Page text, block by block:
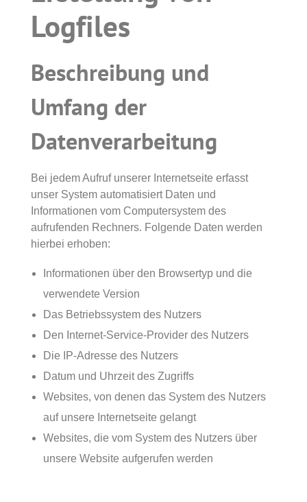
Logfiles
Beschreibung und
Umfang der
Datenverarbeitung
Bei jedem Aufruf unserer Internetseite erfasst
unser System automatisiert Daten und
Informationen vom Computersystem des
aufrufenden Rechners. Folgende Daten werden
hierbei erhoben:
Informationen über den Browsertyp und die
verwendete Version
Das Betriebssystem des Nutzers
Den Internet-Service-Provider des Nutzers
Die IP-Adresse des Nutzers
Datum und Uhrzeit des Zugriffs
Websites, von denen das System des Nutzers
auf unsere Internetseite gelangt
Websites, die vom System des Nutzers über
unsere Website aufgerufen werden